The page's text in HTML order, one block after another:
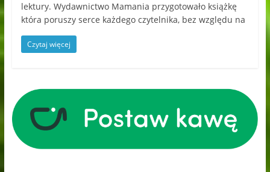
lektury. Wydawnictwo Mamania przygotowało książkę
która poruszy serce każdego czytelnika, bez względu na
Czytaj więcej